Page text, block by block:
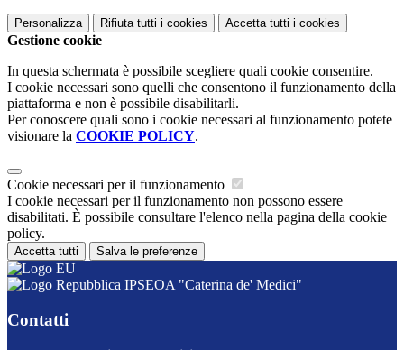
Personalizza Rifiuta tutti i cookies Accetta tutti i cookies
Gestione cookie
In questa schermata è possibile scegliere quali cookie consentire.
I cookie necessari sono quelli che consentono il funzionamento della
piattaforma e non è possibile disabilitarli.
Per conoscere quali sono i cookie necessari al funzionamento potete
visionare la COOKIE POLICY.
Cookie necessari per il funzionamento
I cookie necessari per il funzionamento non possono essere
disabilitati. È possibile consultare l'elenco nella pagina della cookie
policy.
Accetta tutti Salva le preferenze
IPSEOA "Caterina de' Medici"
Contatti